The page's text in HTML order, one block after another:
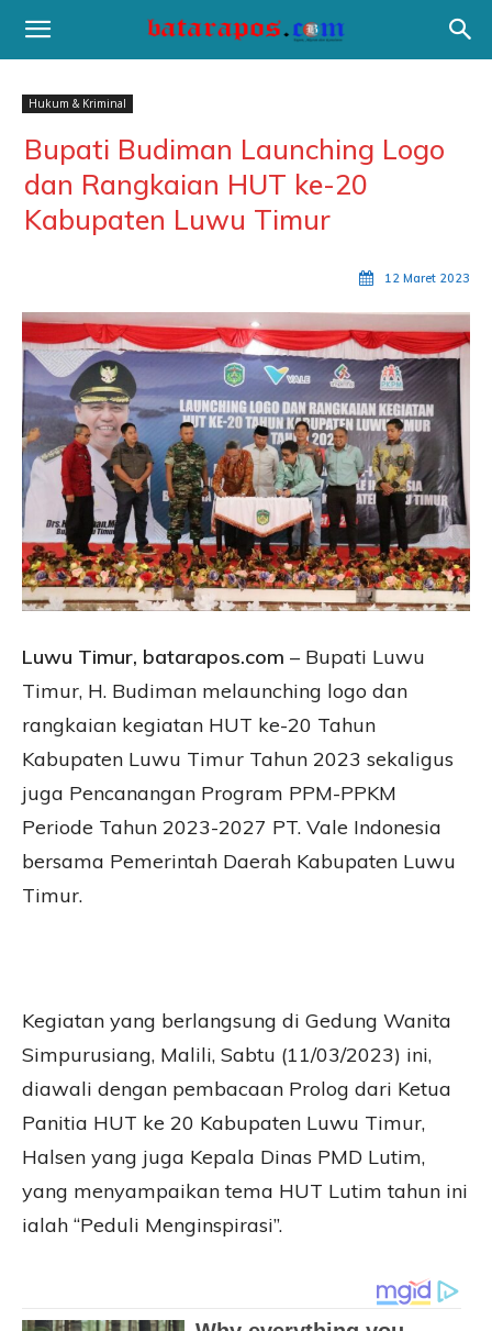
Hukum & Kriminal
Bupati Budiman Launching Logo
dan Rangkaian HUT ke-20
Kabupaten Luwu Timur
12 Maret 2023
Luwu Timur, batarapos.com – Bupati Luwu
Timur, H. Budiman melaunching logo dan
rangkaian kegiatan HUT ke-20 Tahun
Kabupaten Luwu Timur Tahun 2023 sekaligus
juga Pencanangan Program PPM-PPKM
Periode Tahun 2023-2027 PT. Vale Indonesia
bersama Pemerintah Daerah Kabupaten Luwu
Timur.
Kegiatan yang berlangsung di Gedung Wanita
Simpurusiang, Malili, Sabtu (11/03/2023) ini,
diawali dengan pembacaan Prolog dari Ketua
Panitia HUT ke 20 Kabupaten Luwu Timur,
Halsen yang juga Kepala Dinas PMD Lutim,
yang menyampaikan tema HUT Lutim tahun ini
ialah “Peduli Menginspirasi”.